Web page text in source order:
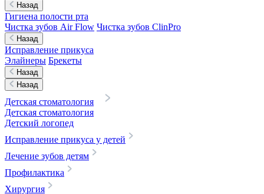
Назад
Гигиена полости рта
Чистка зубов Air Flow Чистка зубов ClinPro
Назад
Исправление прикуса
Элайнеры Брекеты
Назад
Назад
Детская стоматология
Детская стоматология
Детский логопед
Исправление прикуса у детей
Лечение зубов детям
Профилактика
Хирургия